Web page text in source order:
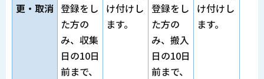
更・取消 登録をし
た方の
み、収集
日の10日
前まで、
け付けし
ます。
登録をし
た方の
み、搬入
日の10日
前まで、
け付けし
ます。